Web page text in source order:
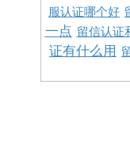
服认证哪个好
一点 留信认证
证有什么用